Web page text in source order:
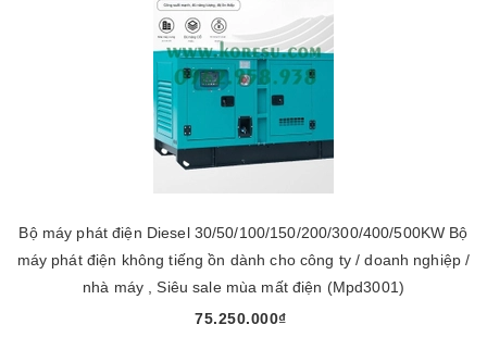
Bộ máy phát điện Diesel 30/50/100/150/200/300/400/500KW Bộ
máy phát điện không tiếng ồn dành cho công ty / doanh nghiệp /
nhà máy , Siêu sale mùa mất điện (Mpd3001)
75.250.000₫